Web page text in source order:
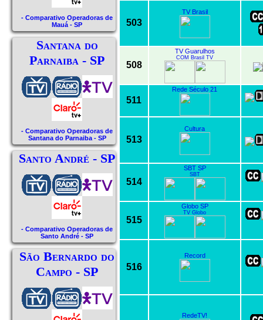
- Comparativo Operadoras de
Mauá - SP
Santana do
Parnaiba - SP
- Comparativo Operadoras de
Santana do Parnaiba - SP
Santo André - SP
- Comparativo Operadoras de
Santo André - SP
São Bernardo do
Campo - SP
503
TV Brasil
508
TV Guarulhos
COM Brasil TV
511
Rede Século 21
513
Cultura
514
SBT SP
SBT
515
Globo SP
TV Globo
516
Record
RedeTV!